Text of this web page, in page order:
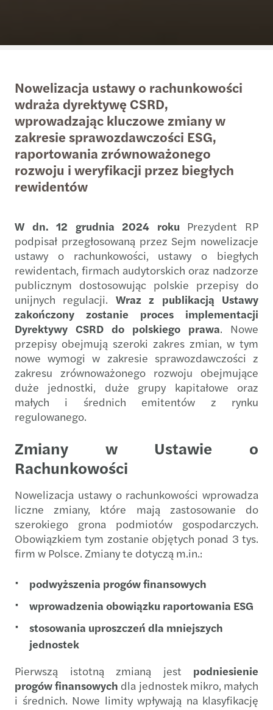
Nowelizacja ustawy o rachunkowości
wdraża dyrektywę CSRD,
wprowadzając kluczowe zmiany w
zakresie sprawozdawczości ESG,
raportowania zrównoważonego
rozwoju i weryfikacji przez biegłych
rewidentów
W dn. 12 grudnia 2024 roku Prezydent RP
podpisał przegłosowaną przez Sejm nowelizacje
ustawy o rachunkowości, ustawy o biegłych
rewidentach, firmach audytorskich oraz nadzorze
publicznym dostosowując polskie przepisy do
unijnych regulacji. Wraz z publikacją Ustawy
zakończony zostanie proces implementacji
Dyrektywy CSRD do polskiego prawa. Nowe
przepisy obejmują szeroki zakres zmian, w tym
nowe wymogi w zakresie sprawozdawczości z
zakresu zrównoważonego rozwoju obejmujące
duże jednostki, duże grupy kapitałowe oraz
małych i średnich emitentów z rynku
regulowanego.
Zmiany w Ustawie o
Rachunkowości
Nowelizacja ustawy o rachunkowości wprowadza
liczne zmiany, które mają zastosowanie do
szerokiego grona podmiotów gospodarczych.
Obowiązkiem tym zostanie objętych ponad 3 tys.
firm w Polsce. Zmiany te dotyczą m.in.:
podwyższenia progów finansowych
wprowadzenia obowiązku raportowania ESG
stosowania uproszczeń dla mniejszych
jednostek
Pierwszą istotną zmianą jest podniesienie
progów finansowych dla jednostek mikro, małych
i średnich. Nowe limity wpływają na klasyfikację